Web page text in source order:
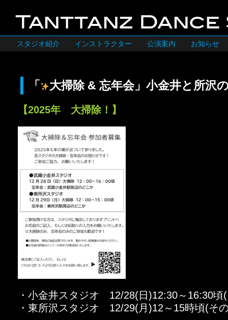
スタジオ紹介 インストラクター 公演案内 お知らせ
「 大掃除 & 忘年会」小金井と所沢
【2025年 大掃除！】
・小金井スタジオ 12/28(日)12:30～16:30頃
・東所沢スタジオ 12/29(月)12～15時頃(そ